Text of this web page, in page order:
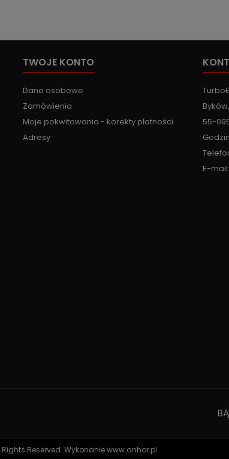
TWOJE KONTO
Dane osobowe
Zamówienia
Moje pokwitowania - korekty płatności
Adresy
55-
E-mail:
Reserved. Wykonaniewww.anhor.pl